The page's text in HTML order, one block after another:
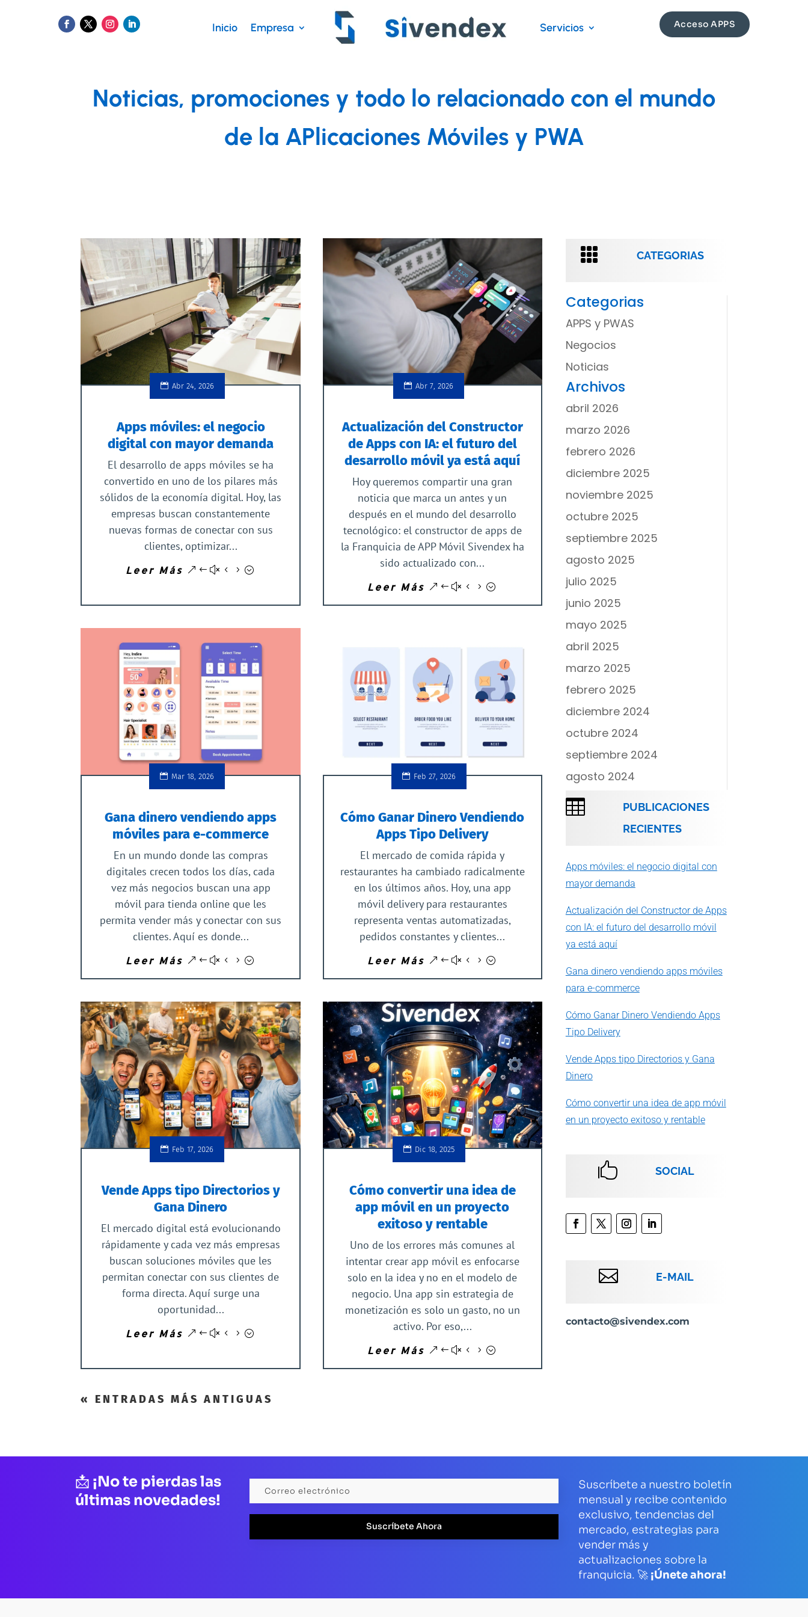
Inicio Empresa Servicios Acceso APPS
Noticias, promociones y todo lo relacionado con el mundo
de la APlicaciones Móviles y PWA
Abr 24, 2026
Apps móviles: el negocio
digital con mayor demanda
El desarrollo de apps móviles se ha
convertido en uno de los pilares más
sólidos de la economía digital. Hoy, las
empresas buscan constantemente
nuevas formas de conectar con sus
clientes, optimizar...
Leer Más
Abr 7, 2026
Actualización del Constructor
de Apps con IA: el futuro del
desarrollo móvil ya está aquí
Hoy queremos compartir una gran
noticia que marca un antes y un
después en el mundo del desarrollo
tecnológico: el constructor de apps de
la Franquicia de APP Móvil Sivendex ha
sido actualizado con...
Leer Más
Mar 18, 2026
Gana dinero vendiendo apps
móviles para e-commerce
En un mundo donde las compras
digitales crecen todos los días, cada
vez más negocios buscan una app
móvil para tienda online que les
permita vender más y conectar con sus
clientes. Aquí es donde...
Leer Más
Feb 27, 2026
Cómo Ganar Dinero Vendiendo
Apps Tipo Delivery
El mercado de comida rápida y
restaurantes ha cambiado radicalmente
en los últimos años. Hoy, una app
móvil delivery para restaurantes
representa ventas automatizadas,
pedidos constantes y clientes...
Leer Más
Feb 17, 2026
Vende Apps tipo Directorios y
Gana Dinero
El mercado digital está evolucionando
rápidamente y cada vez más empresas
buscan soluciones móviles que les
permitan conectar con sus clientes de
forma directa. Aquí surge una
oportunidad...
Leer Más
Dic 18, 2025
Cómo convertir una idea de
app móvil en un proyecto
exitoso y rentable
Uno de los errores más comunes al
intentar crear app móvil es enfocarse
solo en la idea y no en el modelo de
negocio. Una app sin estrategia de
monetización es solo un gasto, no un
activo. Por eso,...
Leer Más
« ENTRADAS MÁS ANTIGUAS
 CATEGORIAS
Categorias
APPS y PWAS
Negocios
Noticias
Archivos
abril 2026
marzo 2026
febrero 2026
diciembre 2025
noviembre 2025
octubre 2025
septiembre 2025
agosto 2025
julio 2025
junio 2025
mayo 2025
abril 2025
marzo 2025
febrero 2025
diciembre 2024
octubre 2024
septiembre 2024
agosto 2024

PUBLICACIONES
RECIENTES
Apps móviles: el negocio digital con
mayor demanda
Actualización del Constructor de Apps
con IA: el futuro del desarrollo móvil
ya está aquí
Gana dinero vendiendo apps móviles
para e-commerce
Cómo Ganar Dinero Vendiendo Apps
Tipo Delivery
Vende Apps tipo Directorios y Gana
Dinero
Cómo convertir una idea de app móvil
en un proyecto exitoso y rentable
 SOCIAL
 E-MAIL
contacto@sivendex.com
📩 ¡No te pierdas las
últimas novedades!
Suscríbete Ahora
Suscríbete a nuestro boletín
mensual y recibe contenido
exclusivo, tendencias del
mercado, estrategias para
vender más y
actualizaciones sobre la
franquicia. 🚀 ¡Únete ahora!